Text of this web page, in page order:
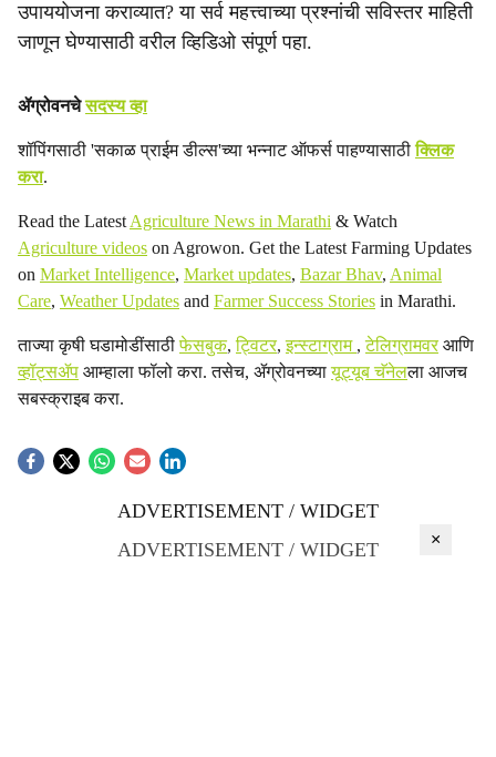
r
उपाययोजना कराव्यात? या सर्व महत्त्वाच्या प्रश्नांची सविस्तर माहिती
जाणून घेण्यासाठी वरील व्हिडिओ संपूर्ण पहा.
ॲग्रोवनचेसदस्य व्हा
शॉपिंगसाठी 'सकाळ प्राईम डील्स'च्या भन्नाट ऑफर्स पाहण्यासाठीक्लिक
करा.
Read the Latest Agriculture News in Marathi & Watch
Agriculture videos on Agrowon. Get the Latest Farming Updates
on Market Intelligence, Market updates, Bazar Bhav, Animal
Care, Weather Updates and Farmer Success Stories in Marathi.
ताज्या कृषी घडामोडींसाठीफेसबुक,ट्विटर,इन्स्टाग्राम ,टेलिग्रामवरआणि
व्हॉट्सॲप आम्हाला फॉलो करा. तसेच, ॲग्रोवनच्यायूट्यूब चॅनेलला आजच
सबस्क्राइब करा.
ADVERTISEMENT / WIDGET
ADVERTISEMENT / WIDGET
×